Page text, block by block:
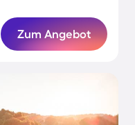
Zum Angebot